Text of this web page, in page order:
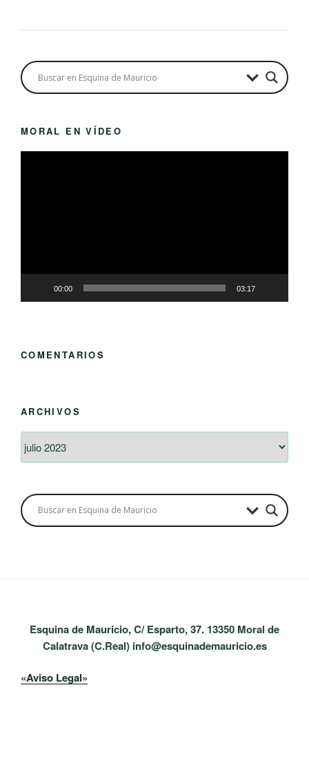
MORAL EN VÍDEO
00:00 03:17
COMENTARIOS
ARCHIVOS
Esquina de Mauricio, C/ Esparto, 37. 13350 Moral de
Calatrava (C.Real) info@esquinademauricio.es
«Aviso Legal»